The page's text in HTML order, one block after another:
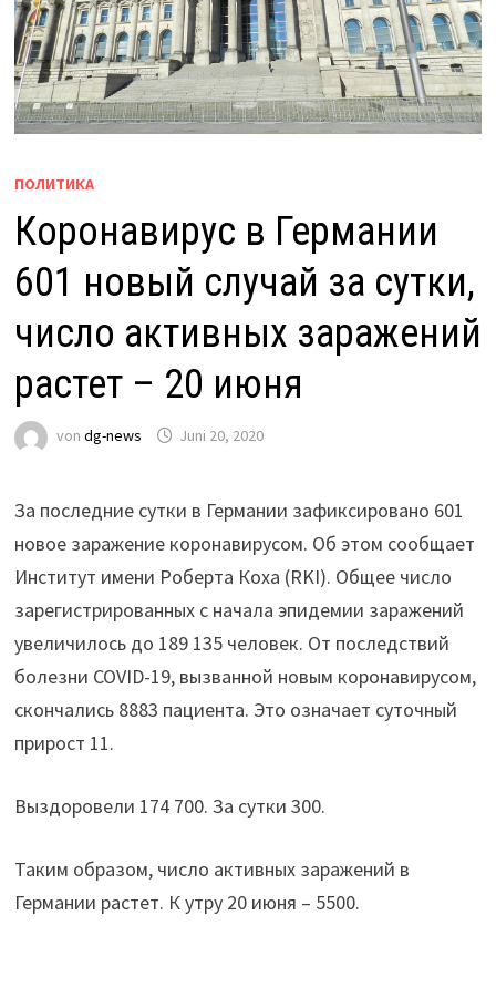
ПОЛИТИКА
Коронавирус в Германии
601 новый случай за сутки,
число активных заражений
растет – 20 июня
von dg-news Juni 20, 2020
За последние сутки в Германии зафиксировано 601
новое заражение коронавирусом. Об этом сообщает
Институт имени Роберта Коха (RKI). Общее число
зарегистрированных с начала эпидемии заражений
увеличилось до 189 135 человек. От последствий
болезни COVID-19, вызванной новым коронавирусом,
скончались 8883 пациента. Это означает суточный
прирост 11.
Выздоровели 174 700. За сутки 300.
Таким образом, число активных заражений в
Германии растет. К утру 20 июня – 5500.